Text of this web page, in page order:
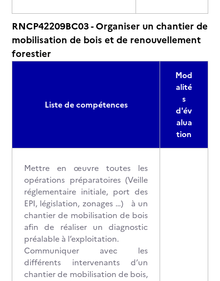
RNCP42209BC03 - Organiser un chantier de
mobilisation de bois et de renouvellement
forestier
Liste de compétences
Mod
alité
s
d'év
alua
tion
Mettre en œuvre toutes les
opérations préparatoires (Veille
réglementaire initiale, port des
EPI, législation, zonages …) à un
chantier de mobilisation de bois
afin de réaliser un diagnostic
préalable à l’exploitation.
Communiquer avec les
différents intervenants d’un
chantier de mobilisation de bois,